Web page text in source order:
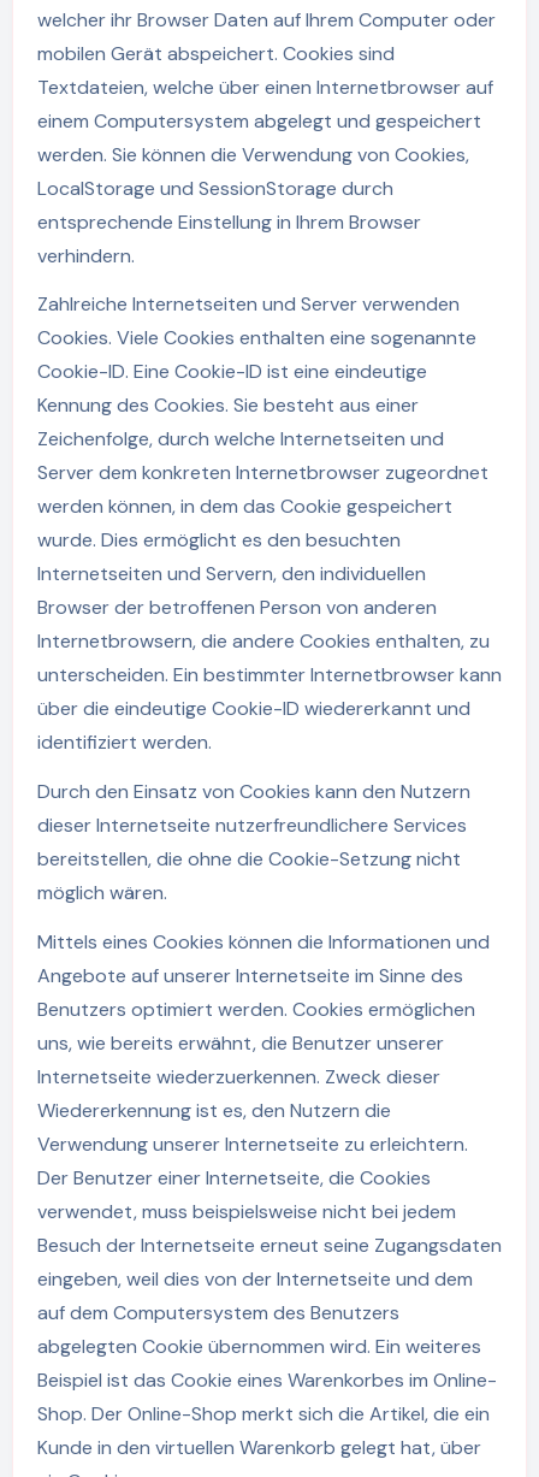
welcher ihr Browser Daten auf Ihrem Computer oder
mobilen Gerät abspeichert. Cookies sind
Textdateien, welche über einen Internetbrowser auf
einem Computersystem abgelegt und gespeichert
werden. Sie können die Verwendung von Cookies,
LocalStorage und SessionStorage durch
entsprechende Einstellung in Ihrem Browser
verhindern.
Zahlreiche Internetseiten und Server verwenden
Cookies. Viele Cookies enthalten eine sogenannte
Cookie-ID. Eine Cookie-ID ist eine eindeutige
Kennung des Cookies. Sie besteht aus einer
Zeichenfolge, durch welche Internetseiten und
Server dem konkreten Internetbrowser zugeordnet
werden können, in dem das Cookie gespeichert
wurde. Dies ermöglicht es den besuchten
Internetseiten und Servern, den individuellen
Browser der betroffenen Person von anderen
Internetbrowsern, die andere Cookies enthalten, zu
unterscheiden. Ein bestimmter Internetbrowser kann
über die eindeutige Cookie-ID wiedererkannt und
identifiziert werden.
Durch den Einsatz von Cookies kann den Nutzern
dieser Internetseite nutzerfreundlichere Services
bereitstellen, die ohne die Cookie-Setzung nicht
möglich wären.
Mittels eines Cookies können die Informationen und
Angebote auf unserer Internetseite im Sinne des
Benutzers optimiert werden. Cookies ermöglichen
uns, wie bereits erwähnt, die Benutzer unserer
Internetseite wiederzuerkennen. Zweck dieser
Wiedererkennung ist es, den Nutzern die
Verwendung unserer Internetseite zu erleichtern.
Der Benutzer einer Internetseite, die Cookies
verwendet, muss beispielsweise nicht bei jedem
Besuch der Internetseite erneut seine Zugangsdaten
eingeben, weil dies von der Internetseite und dem
auf dem Computersystem des Benutzers
abgelegten Cookie übernommen wird. Ein weiteres
Beispiel ist das Cookie eines Warenkorbes im Online-
Shop. Der Online-Shop merkt sich die Artikel, die ein
Kunde in den virtuellen Warenkorb gelegt hat, über